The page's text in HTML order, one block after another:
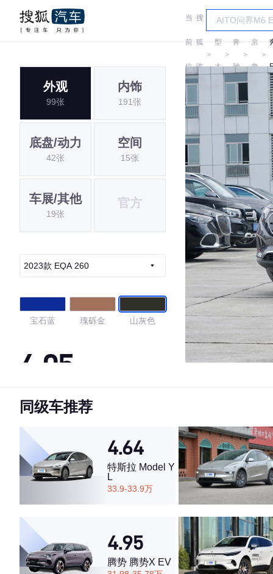
当
前
位
置:
搜
狐
汽
＞
车
型
大
＞
奔
驰
＞
北
京
奔
＞
外观
99张
内饰
191张
底盘/动力
42张
空间
15张
车展/其他
19张
官方
2023款 EQA 260
宝石蓝 瑰砾金 山灰色
4.05
·外观表现一般，低于91%同级车
·空间表现一般，低于100%同级车
同级车推荐
4.64
特斯拉 Model Y
L
33.9-33.9万
4.95
腾势 腾势X EV